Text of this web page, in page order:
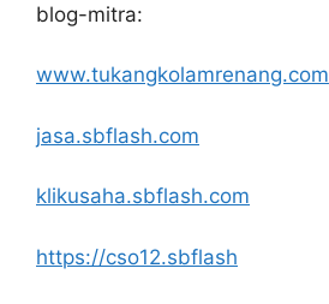
blog-mitra:
www.tukangkolamrenang.com
jasa.sbflash.com
klikusaha.sbflash.com
https://cso12.sbflash